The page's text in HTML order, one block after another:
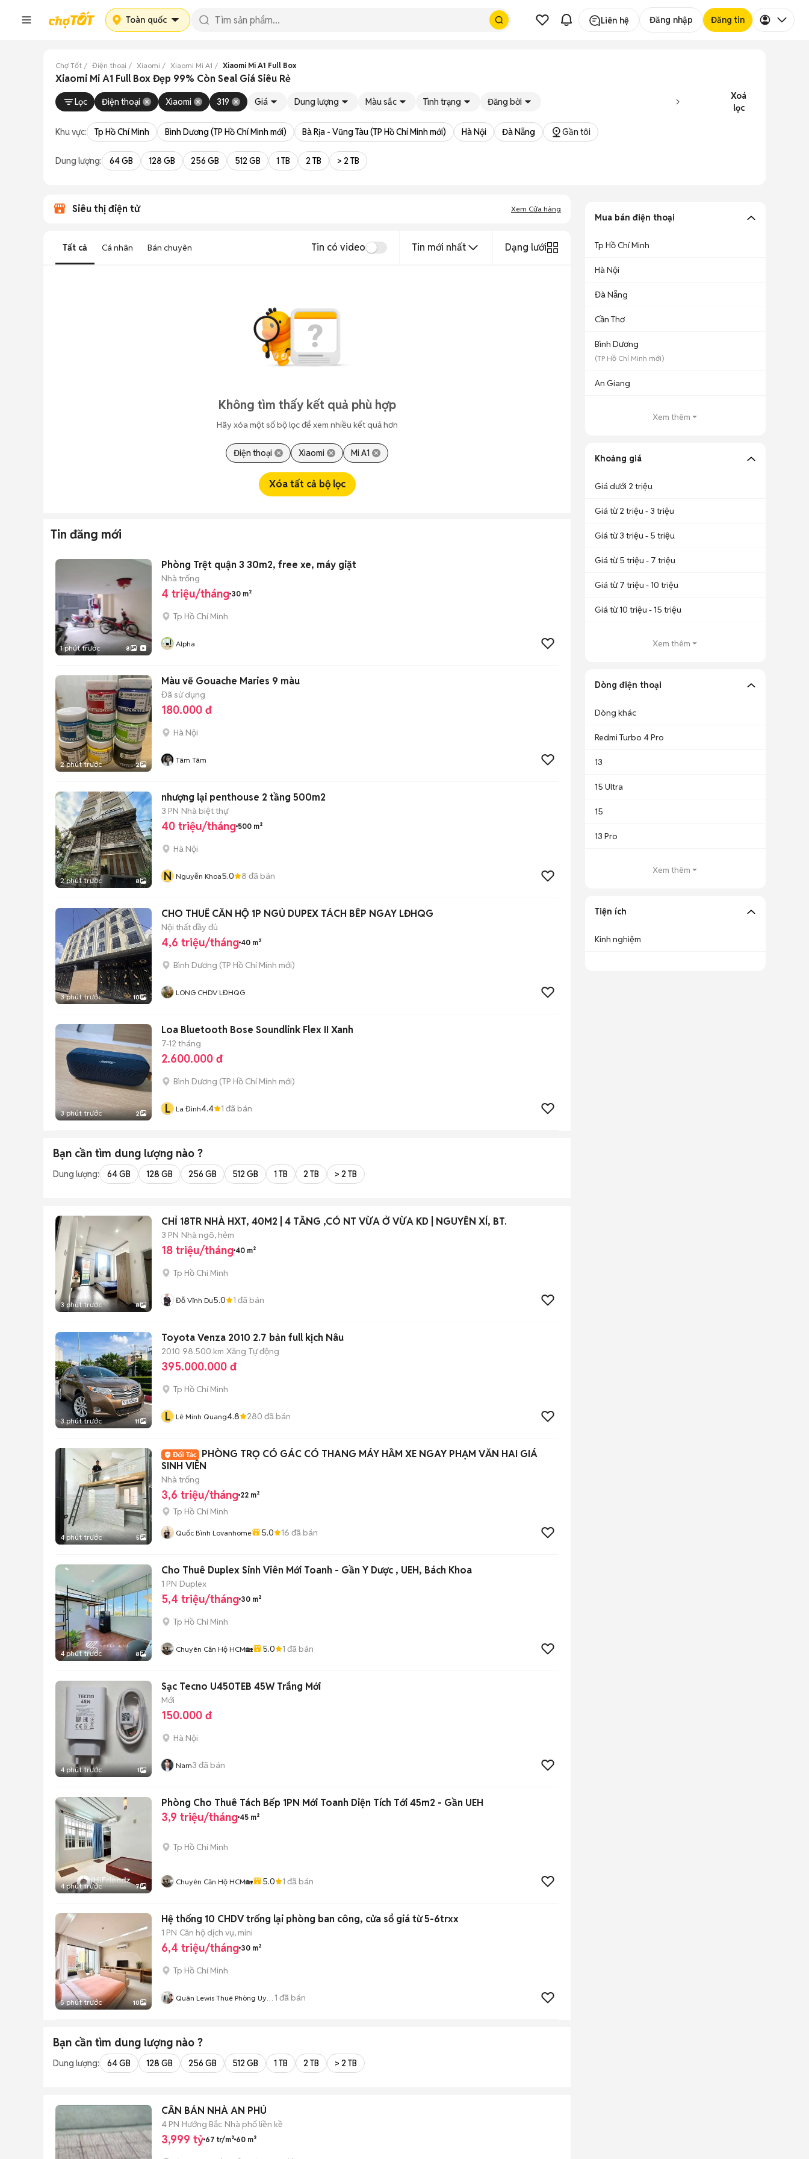
Toàn quốc Liên hệ Đăng nhập Đăng tin
Chợ Tốt Điện thoại Xiaomi Xiaomi Mi A1 Xiaomi Mi A1 Full Box
Xiaomi Mi A1 Full Box Đẹp 99% Còn Seal Giá Siêu Rẻ
Lọc Điện thoại Xiaomi 319 Giá Dung lượng Màu sắc Tình trạng Đăng bởi
Xoá
lọc
Khu vực: Tp Hồ Chí Minh Bình Dương (TP Hồ Chí Minh mới) Bà Rịa - Vũng Tàu (TP Hồ Chí Minh mới) Hà Nội Đà Nẵng Gần tôi
Dung lượng: 64 GB 128 GB 256 GB 512 GB 1 TB 2 TB > 2 TB
Siêu thị điện tử Xem Cửa hàng
Tất cả Cá nhân Bán chuyên Tin có video Tin mới nhất Dạng lưới
Không tìm thấy kết quả phù hợp
Hãy xóa một số bộ lọc để xem nhiều kết quả hơn
Điện thoại Xiaomi Mi A1
Xóa tất cả bộ lọc
Tin đăng mới
1 phút trước 8
Phòng Trệt quận 3 30m2, free xe, máy giặt
Nhà trống
4 triệu/tháng 30 m²
Tp Hồ Chí Minh
Alpha
2 phút trước 2
Màu vẽ Gouache Maries 9 màu
Đã sử dụng
180.000 đ
Hà Nội
Tâm Tâm
2 phút trước 8
nhượng lại penthouse 2 tầng 500m2
3 PN Nhà biệt thự
40 triệu/tháng 500 m²
Hà Nội
N Nguyễn Khoa5.0 8 đã bán
3 phút trước 10
CHO THUÊ CĂN HỘ 1P NGỦ DUPEX TÁCH BẾP NGAY LĐHQG
Nội thất đầy đủ
4,6 triệu/tháng 40 m²
Bình Dương (TP Hồ Chí Minh mới)
LONG CHDV LĐHQG
3 phút trước 2
Loa Bluetooth Bose Soundlink Flex II Xanh
7-12 tháng
2.600.000 đ
Bình Dương (TP Hồ Chí Minh mới)
L La Đình4.4 1 đã bán
Bạn cần tìm dung lượng nào ?
Dung lượng: 64 GB 128 GB 256 GB 512 GB 1 TB 2 TB > 2 TB
3 phút trước 8
CHỈ 18TR NHÀ HXT, 40M2 | 4 TẦNG ,CÓ NT VỪA Ở VỪA KD | NGUYỄN XÍ, BT.
3 PN Nhà ngõ, hẻm
18 triệu/tháng 40 m²
Tp Hồ Chí Minh
Đỗ Vĩnh Du5.0 1 đã bán
3 phút trước 11
Toyota Venza 2010 2.7 bản full kịch Nâu
2010 98.500 km Xăng Tự động
395.000.000 đ
Tp Hồ Chí Minh
L Lê Minh Quang4.8 280 đã bán
4 phút trước 5
PHÒNG TRỌ CÓ GÁC CÓ THANG MÁY HẦM XE NGAY PHẠM VĂN HAI GIÁ
SINH VIÊN
Nhà trống
3,6 triệu/tháng 22 m²
Tp Hồ Chí Minh
Quốc Bình Lovanhome 5.0 16 đã bán
4 phút trước 8
Cho Thuê Duplex Sinh Viên Mới Toanh - Gần Y Dược , UEH, Bách Khoa
1 PN Duplex
5,4 triệu/tháng 30 m²
Tp Hồ Chí Minh
Chuyên Căn Hộ HCM🏡 5.0 1 đã bán
4 phút trước 1
Sạc Tecno U450TEB 45W Trắng Mới
Mới
150.000 đ
Hà Nội
Nam3 đã bán
4 phút trước 7
Phòng Cho Thuê Tách Bếp 1PN Mới Toanh Diện Tích Tới 45m2 - Gần UEH
3,9 triệu/tháng 45 m²
Tp Hồ Chí Minh
Chuyên Căn Hộ HCM🏡 5.0 1 đã bán
5 phút trước 10
Hệ thống 10 CHDV trống lại phòng ban công, cửa sổ giá từ 5-6trxx
1 PN Căn hộ dịch vụ, mini
6,4 triệu/tháng 30 m²
Tp Hồ Chí Minh
Quân Lewis Thuê Phòng Uy
1 đã bán
Bạn cần tìm dung lượng nào ?
Dung lượng: 64 GB 128 GB 256 GB 512 GB 1 TB 2 TB > 2 TB
CẦN BÁN NHÀ AN PHÚ
4 PN Hướng Bắc Nhà phố liền kề
3,999 tỷ 67 tr/m² 60 m²
Mua bán điện thoại
Tp Hồ Chí Minh
Hà Nội
Đà Nẵng
Cần Thơ
Bình Dương
(TP Hồ Chí Minh mới)
An Giang
Xem thêm
Khoảng giá
Giá dưới 2 triệu
Giá từ 2 triệu - 3 triệu
Giá từ 3 triệu - 5 triệu
Giá từ 5 triệu - 7 triệu
Giá từ 7 triệu - 10 triệu
Giá từ 10 triệu - 15 triệu
Xem thêm
Dòng điện thoại
Dòng khác
Redmi Turbo 4 Pro
13
15 Ultra
15
13 Pro
Xem thêm
Tiện ích
Kinh nghiệm